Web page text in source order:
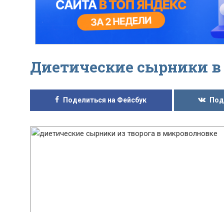
Диетические сырники
Поделиться на Фейсбук